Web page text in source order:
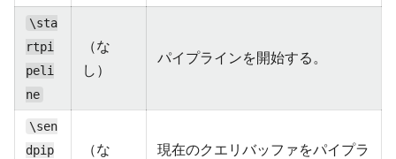
\sta
rtpi
peli
ne
（な
し）
パイプラインを開始する。
\sen
dpip
（な 現在のクエリバッファをパイプラ